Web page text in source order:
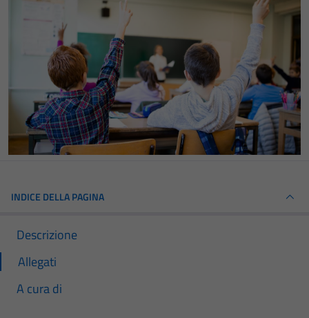
INDICE DELLA PAGINA
Descrizione
Allegati
A cura di